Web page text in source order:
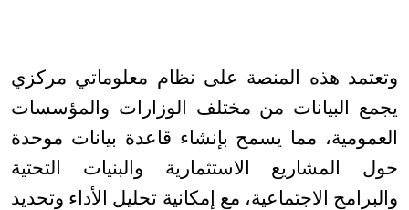
وتعتمد هذه المنصة على نظام معلوماتي مركزي
يجمع البيانات من مختلف الوزارات والمؤسسات
العمومية، مما يسمح بإنشاء قاعدة بيانات موحدة
حول المشاريع الاستثمارية والبنيات التحتية
والبرامج الاجتماعية، مع إمكانية تحليل الأداء وتحديد